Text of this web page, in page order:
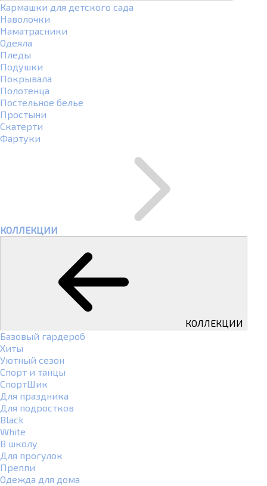
Кармашки для детского сада
Наволочки
Наматрасники
Одеяла
Пледы
Подушки
Покрывала
Полотенца
Постельное белье
Простыни
Скатерти
Фартуки
КОЛЛЕКЦИИ
КОЛЛЕКЦИИ
Базовый гардероб
Хиты
Уютный сезон
Спорт и танцы
СпортШик
Для праздника
Для подростков
Black
White
В школу
Для прогулок
Преппи
Одежда для дома